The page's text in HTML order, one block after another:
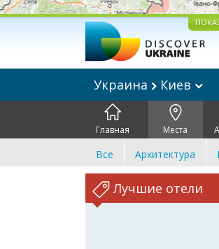
Украина Киев
Главная Места
Все Архитектура
Лучшие отели